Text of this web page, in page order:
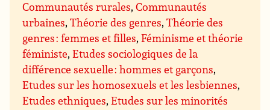
Communautés rurales,Communautés
urbaines,Théorie des genres,Théorie des
genres : femmes et filles,Féminisme et théorie
féministe,Etudes sociologiques de la
différence sexuelle : hommes et garçons,
Etudes sur les homosexuels et les lesbiennes,
Etudes ethniques,Etudes sur les minorités